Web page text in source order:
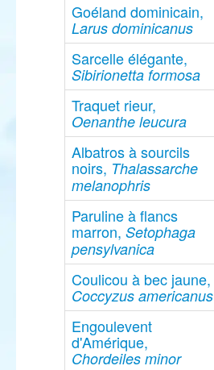
Goéland dominicain,
Larus dominicanus
Sarcelle élégante,
Sibirionetta formosa
Traquet rieur,
Oenanthe leucura
Albatros à sourcils
noirs, Thalassarche
melanophris
Paruline à flancs
marron, Setophaga
pensylvanica
Coulicou à bec jaune,
Coccyzus americanus
Engoulevent
d'Amérique,
Chordeiles minor